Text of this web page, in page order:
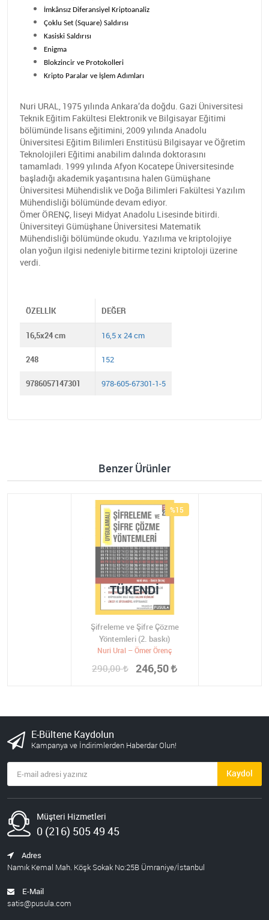
İmkânsız Diferansiyel Kriptoanaliz
Çoklu Set (Square) Saldırısı
Kasiski Saldırısı
Enigma
Blokzincir ve Protokolleri
Kripto Paralar ve İşlem Adımları
Nuri URAL, 1975 yılında Ankara’da doğdu. Gazi Üniversitesi
Teknik Eğitim Fakültesi Elektronik ve Bilgisayar Eğitimi
bölümünde lisans eğitimini, 2009 yılında Anadolu
Üniversitesi Eğitim Bilimleri Enstitüsü Bilgisayar ve Öğretim
Teknolojileri Eğitimi anabilim dalında doktorasını
tamamladı. 1999 yılında Afyon Kocatepe Üniversitesinde
başladığı akademik yaşantısına halen Gümüşhane
Üniversitesi Mühendislik ve Doğa Bilimleri Fakültesi Yazılım
Mühendisliği bölümünde devam ediyor.
Ömer ÖRENÇ, liseyi Midyat Anadolu Lisesinde bitirdi.
Üniversiteyi Gümüşhane Üniversitesi Matematik
Mühendisliği bölümünde okudu. Yazılıma ve kriptolojiye
olan yoğun ilgisi nedeniyle bitirme tezini kriptoloji üzerine
verdi.
ÖZELLIK DEĞER
16,5x24 cm 16,5 x 24 cm
248 152
9786057147301 978-605-67301-1-5
Benzer Ürünler
Şifreleme ve Şifre Çözme
Yöntemleri (2. baskı)
Nuri Ural – Ömer Örenç
290,00 246,50
%15
TÜKENDI
E-Bültene Kaydolun
Kampanya ve İndirimlerden Haberdar Olun!
Kaydol
Müşteri Hizmetleri
0 (216) 505 49 45
Adres
Namık Kemal Mah. Köşk Sokak No:25B Ümraniye/İstanbul
E-Mail
satis@pusula.com